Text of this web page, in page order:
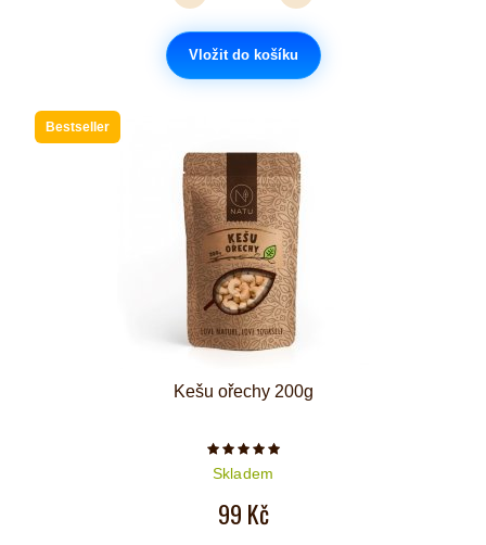
Vložit do košíku
Bestseller
Kešu ořechy 200g
Počet hvězdiček je 5 z 5
Skladem
99 Kč